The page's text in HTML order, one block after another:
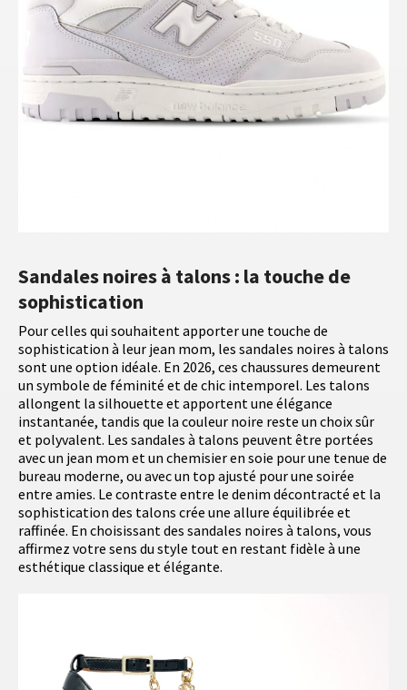
Sandales noires à talons : la touche de
sophistication
Pour celles qui souhaitent apporter une touche de
sophistication à leur jean mom, les sandales noires à talons
sont une option idéale. En 2026, ces chaussures demeurent
un symbole de féminité et de chic intemporel. Les talons
allongent la silhouette et apportent une élégance
instantanée, tandis que la couleur noire reste un choix sûr
et polyvalent. Les sandales à talons peuvent être portées
avec un jean mom et un chemisier en soie pour une tenue de
bureau moderne, ou avec un top ajusté pour une soirée
entre amies. Le contraste entre le denim décontracté et la
sophistication des talons crée une allure équilibrée et
raffinée. En choisissant des sandales noires à talons, vous
affirmez votre sens du style tout en restant fidèle à une
esthétique classique et élégante.